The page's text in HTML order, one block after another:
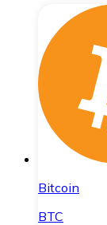
Bitcoin
BTC